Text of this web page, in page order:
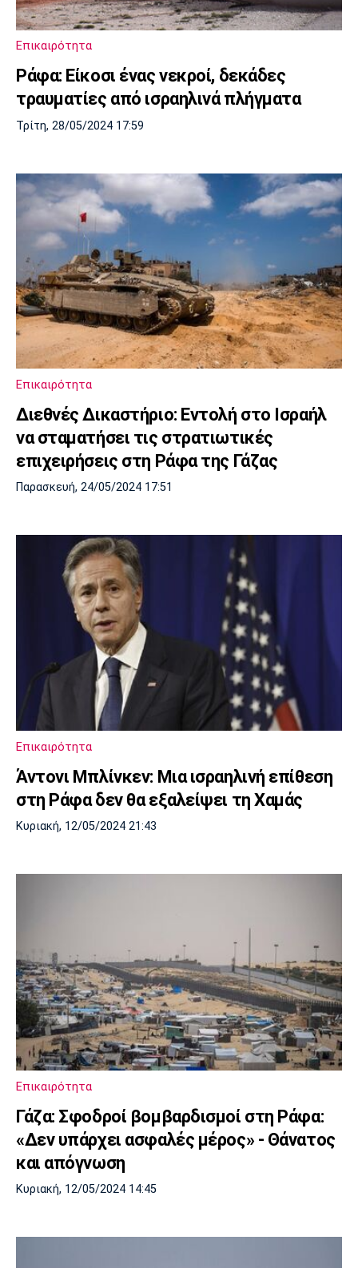
Πολιτισμός
Τραγούδια
Cine Spot
Running
Παρασκήνιο
Πρόγραμμα TV
Πανσερραϊκός
Μπαρτσελόνα
Ρεάλ
Ατλέτικο
Μαδρίτης
Μάντσεστερ
Γιουνάιτεντ
Τσέλσι Άρσεναλ
Λίβερπουλ
Μάντσεστερ
Γιουβέντους
Ίντερ Μίλαν Μπάγερν
Μπορούσια
Ντόρτμουντ
Μαρσέιγ
Μονακό
Ερυθρός
Τότεναμ
Επικαιρότητα
Ράφα: Είκοσι ένας νεκροί, δεκάδες
τραυματίες από ισραηλινά πλήγματα
Τρίτη, 28/05/2024 17:59
Επικαιρότητα
Διεθνές Δικαστήριο: Εντολή στο Ισραήλ
να σταματήσει τις στρατιωτικές
επιχειρήσεις στη Ράφα της Γάζας
Παρασκευή, 24/05/2024 17:51
Επικαιρότητα
Άντονι Μπλίνκεν: Μια ισραηλινή επίθεση
στη Ράφα δεν θα εξαλείψει τη Χαμάς
Κυριακή, 12/05/2024 21:43
Επικαιρότητα
Γάζα: Σφοδροί βομβαρδισμοί στη Ράφα:
«Δεν υπάρχει ασφαλές μέρος» - Θάνατος
και απόγνωση
Κυριακή, 12/05/2024 14:45